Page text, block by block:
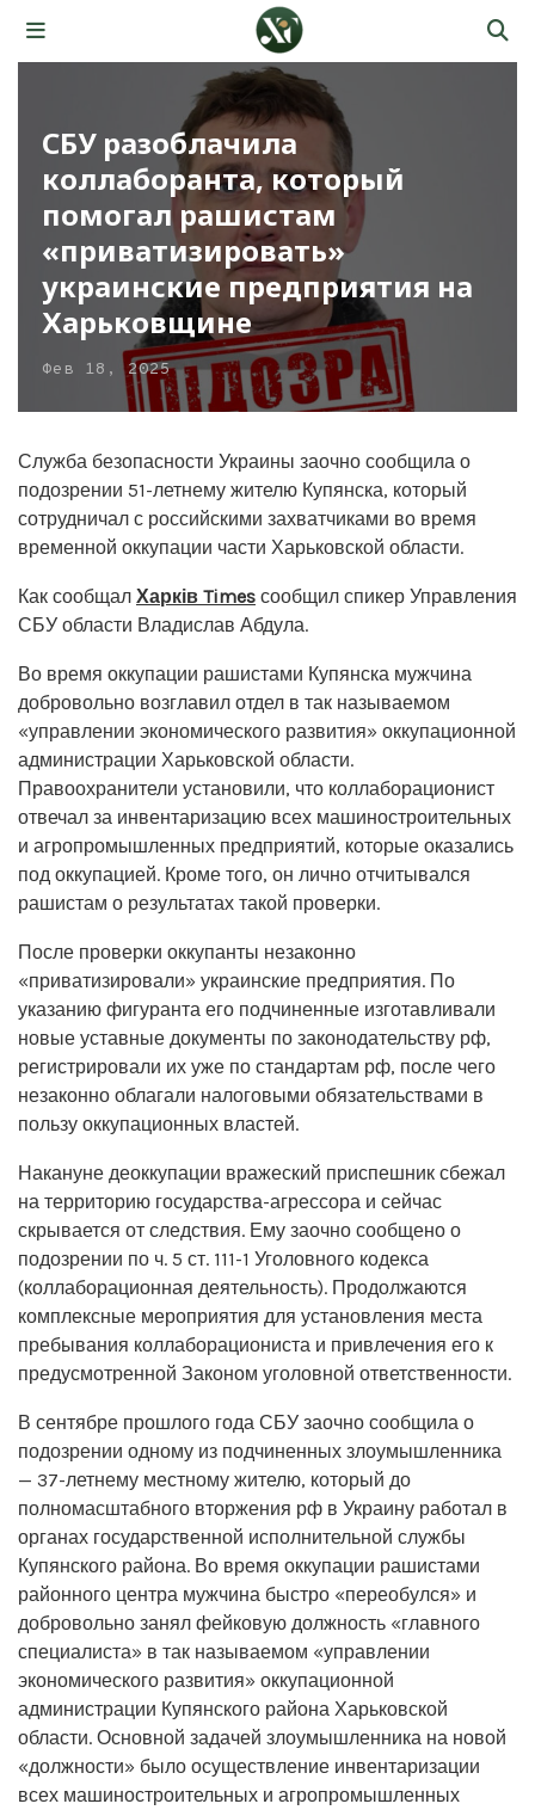
СБУ разоблачила
коллаборанта, который
помогал рашистам
«приватизировать»
украинские предприятия на
Харьковщине
Фев 18, 2025
Служба безопасности Украины заочно сообщила о
подозрении 51-летнему жителю Купянска, который
сотрудничал с российскими захватчиками во время
временной оккупации части Харьковской области.
Как сообщал Харків Times сообщил спикер Управления
СБУ области Владислав Абдула.
Во время оккупации рашистами Купянска мужчина
добровольно возглавил отдел в так называемом
«управлении экономического развития» оккупационной
администрации Харьковской области.
Правоохранители установили, что коллаборационист
отвечал за инвентаризацию всех машиностроительных
и агропромышленных предприятий, которые оказались
под оккупацией. Кроме того, он лично отчитывался
рашистам о результатах такой проверки.
После проверки оккупанты незаконно
«приватизировали» украинские предприятия. По
указанию фигуранта его подчиненные изготавливали
новые уставные документы по законодательству рф,
регистрировали их уже по стандартам рф, после чего
незаконно облагали налоговыми обязательствами в
пользу оккупационных властей.
Накануне деоккупации вражеский приспешник сбежал
на территорию государства-агрессора и сейчас
скрывается от следствия. Ему заочно сообщено о
подозрении по ч. 5 ст. 111-1 Уголовного кодекса
(коллаборационная деятельность). Продолжаются
комплексные мероприятия для установления места
пребывания коллаборациониста и привлечения его к
предусмотренной Законом уголовной ответственности.
В сентябре прошлого года СБУ заочно сообщила о
подозрении одному из подчиненных злоумышленника
— 37-летнему местному жителю, который до
полномасштабного вторжения рф в Украину работал в
органах государственной исполнительной службы
Купянского района. Во время оккупации рашистами
районного центра мужчина быстро «переобулся» и
добровольно занял фейковую должность «главного
специалиста» в так называемом «управлении
экономического развития» оккупационной
администрации Купянского района Харьковской
области. Основной задачей злоумышленника на новой
«должности» было осуществление инвентаризации
всех машиностроительных и агропромышленных